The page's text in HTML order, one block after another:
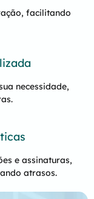
facilitando
necessidade,
e assinaturas,
atrasos.